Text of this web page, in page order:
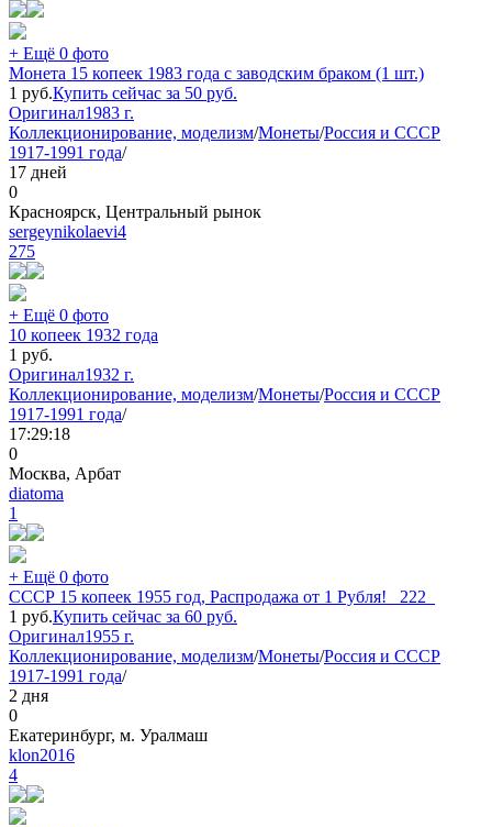
+ Ещё 0 фото
Монета 15 копеек 1983 года с заводским браком (1 шт.)
1 руб.Купить сейчас за 50 руб.
Оригинал1983 г.
Коллекционирование, моделизм/Монеты/Россия и СССР
1917-1991 года/
17 дней
0
Красноярск, Центральный рынок
sergeynikolaevi4
275
+ Ещё 0 фото
10 копеек 1932 года
1 руб.
Оригинал1932 г.
Коллекционирование, моделизм/Монеты/Россия и СССР
1917-1991 года/
17:29:18
0
Москва, Арбат
diatoma
1
+ Ещё 0 фото
СССР 15 копеек 1955 год, Распродажа от 1 Рубля! _222_
1 руб.Купить сейчас за 60 руб.
Оригинал1955 г.
Коллекционирование, моделизм/Монеты/Россия и СССР
1917-1991 года/
2 дня
0
Екатеринбург, м. Уралмаш
klon2016
4